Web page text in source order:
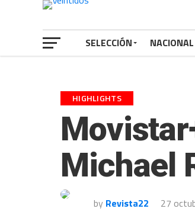
SELECCIÓN NACIONAL
HIGHLIGHTS
Michael
by Revista22 27